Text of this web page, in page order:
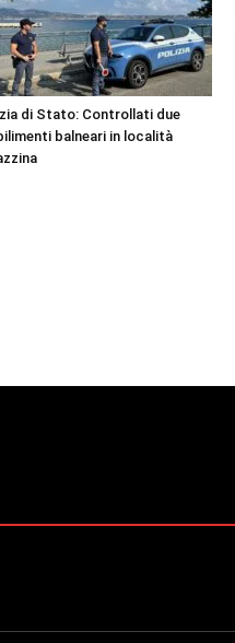
di Stato: Controllati due
balneari in località